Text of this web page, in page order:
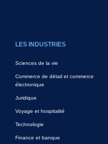
LES INDUSTRIES
Sciences de la vie
Commerce de détail et commerce
électronique
Juridique
Voyage et hospitalité
Technologie
Finance et banque